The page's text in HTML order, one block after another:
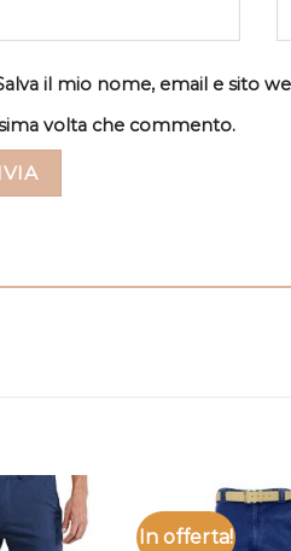
il mio nome, email e sito
volta che commento.
In offerta!